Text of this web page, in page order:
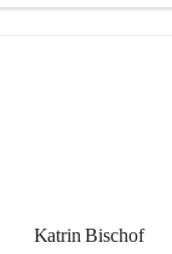
Katrin Bischof